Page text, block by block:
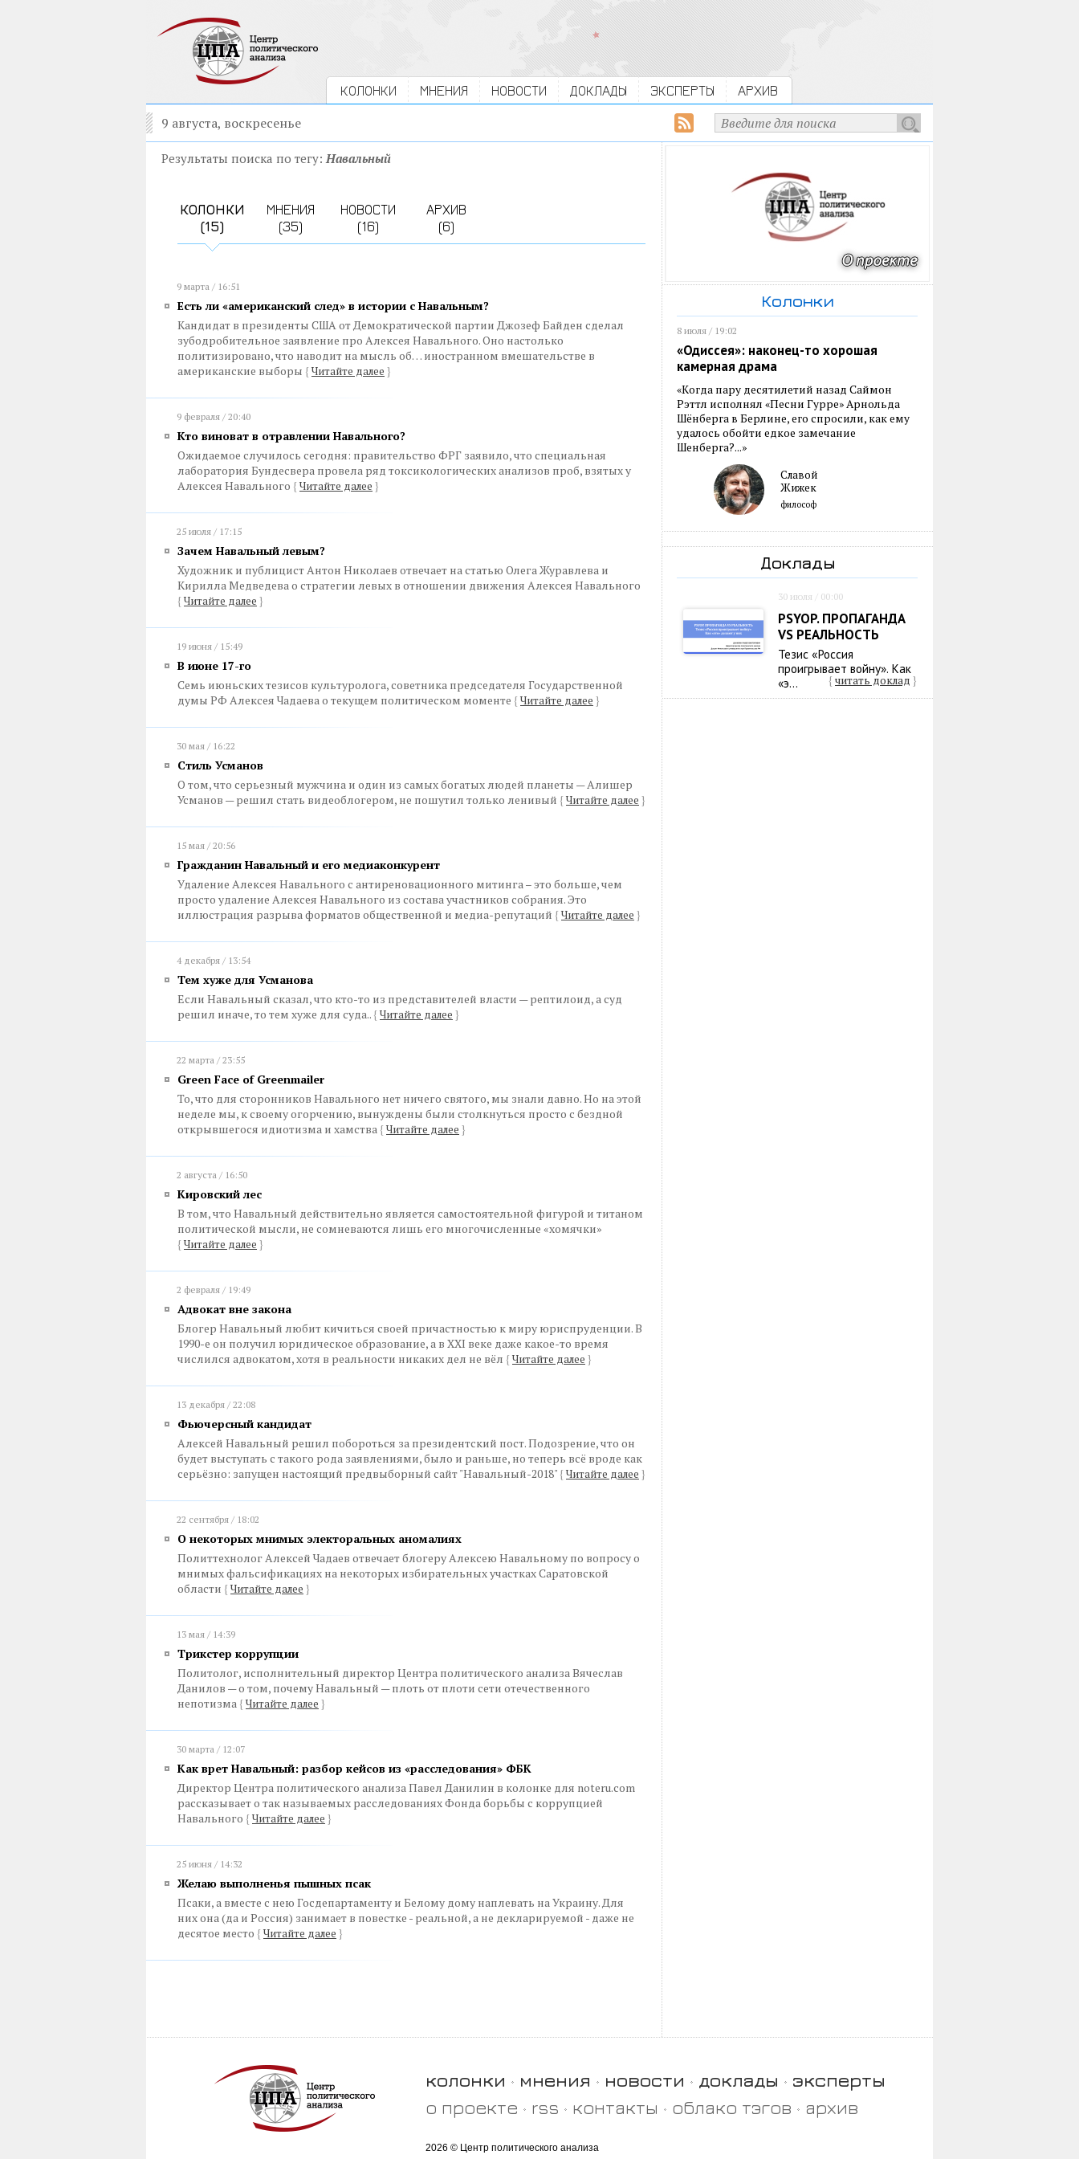
КОЛОНКИ МНЕНИЯ НОВОСТИ ДОКЛАДЫ ЭКСПЕРТЫ АРХИВ
9 августа, воскресенье
Результаты поиска по тегу:Навальный
КОЛОНКИ
(15)
МНЕНИЯ
(35)
НОВОСТИ
(16)
АРХИВ
(6)
9 марта / 16:51
Есть ли «американский след» в истории с Навальным?
Кандидат в президенты США от Демократической партии Джозеф Байден сделал
зубодробительное заявление про Алексея Навального. Оно настолько
политизировано, что наводит на мысль об… иностранном вмешательстве в
американские выборы { Читайте далее }
9 февраля / 20:40
Кто виноват в отравлении Навального?
Ожидаемое случилось сегодня: правительство ФРГ заявило, что специальная
лаборатория Бундесвера провела ряд токсикологических анализов проб, взятых у
Алексея Навального { Читайте далее }
25 июля / 17:15
Зачем Навальный левым?
Художник и публицист Антон Николаев отвечает на статью Олега Журавлева и
Кирилла Медведева о стратегии левых в отношении движения Алексея Навального
{ Читайте далее }
19 июня / 15:49
В июне 17-го
Семь июньских тезисов культуролога, советника председателя Государственной
думы РФ Алексея Чадаева о текущем политическом моменте { Читайте далее }
30 мая / 16:22
Стиль Усманов
О том, что серьезный мужчина и один из самых богатых людей планеты — Алишер
Усманов — решил стать видеоблогером, не пошутил только ленивый { Читайте далее }
15 мая / 20:56
Гражданин Навальный и его медиаконкурент
Удаление Алексея Навального с антиреновационного митинга – это больше, чем
просто удаление Алексея Навального из состава участников собрания. Это
иллюстрация разрыва форматов общественной и медиа-репутаций { Читайте далее }
4 декабря / 13:54
Тем хуже для Усманова
Если Навальный сказал, что кто-то из представителей власти — рептилоид, а суд
решил иначе, то тем хуже для суда.. { Читайте далее }
22 марта / 23:55
Green Face of Greenmailer
То, что для сторонников Навального нет ничего святого, мы знали давно. Но на этой
неделе мы, к своему огорчению, вынуждены были столкнуться просто с бездной
открывшегося идиотизма и хамства { Читайте далее }
2 августа / 16:50
Кировский лес
В том, что Навальный действительно является самостоятельной фигурой и титаном
политической мысли, не сомневаются лишь его многочисленные «хомячки»
{ Читайте далее }
2 февраля / 19:49
Адвокат вне закона
Блогер Навальный любит кичиться своей причастностью к миру юриспруденции. В
1990-е он получил юридическое образование, а в XXI веке даже какое-то время
числился адвокатом, хотя в реальности никаких дел не вёл { Читайте далее }
13 декабря / 22:08
Фьючерсный кандидат
Алексей Навальный решил побороться за президентский пост. Подозрение, что он
будет выступать с такого рода заявлениями, было и раньше, но теперь всё вроде как
серьёзно: запущен настоящий предвыборный сайт "Навальный-2018" { Читайте далее }
22 сентября / 18:02
О некоторых мнимых электоральных аномалиях
Политтехнолог Алексей Чадаев отвечает блогеру Алексею Навальному по вопросу о
мнимых фальсификациях на некоторых избирательных участках Саратовской
области { Читайте далее }
13 мая / 14:39
Трикстер коррупции
Политолог, исполнительный директор Центра политического анализа Вячеслав
Данилов — о том, почему Навальный — плоть от плоти сети отечественного
непотизма { Читайте далее }
30 марта / 12:07
Как врет Навальный: разбор кейсов из «расследования» ФБК
Директор Центра политического анализа Павел Данилин в колонке для noteru.com
рассказывает о так называемых расследованиях Фонда борьбы с коррупцией
Навального { Читайте далее }
25 июня / 14:32
Желаю выполненья пышных псак
Псаки, а вместе с нею Госдепартаменту и Белому дому наплевать на Украину. Для
них она (да и Россия) занимает в повестке - реальной, а не декларируемой - даже не
десятое место { Читайте далее }
Колонки
8 июля / 19:02
«Одиссея»: наконец-то хорошая
камерная драма
«Когда пару десятилетий назад Саймон
Рэттл исполнял «Песни Гурре» Арнольда
Шёнберга в Берлине, его спросили, как ему
удалось обойти едкое замечание
Шенберга?...»
Славой
Жижек
философ
Доклады
30 июля / 00:00
PSYOP. ПРОПАГАНДА
VS РЕАЛЬНОСТЬ
Тезис «Россия
проигрывает войну». Как
«э...
{ читать доклад }
колонки мнения новости доклады
эксперты
о проекте
rss контакты облако тэгов архив
2026 © Центр политического анализа